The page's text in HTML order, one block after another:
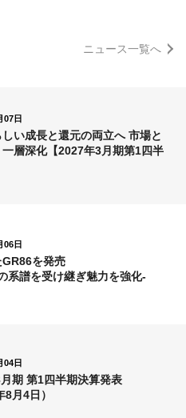
ニュース一覧へ
07日
しい成長と還元の両立へ 市場と
層深化【2027年3月期第1四半
06日
を発売
系譜を受け継ぎ魅力を強化-
04日
期 第1四半期決算発表
8月4日）